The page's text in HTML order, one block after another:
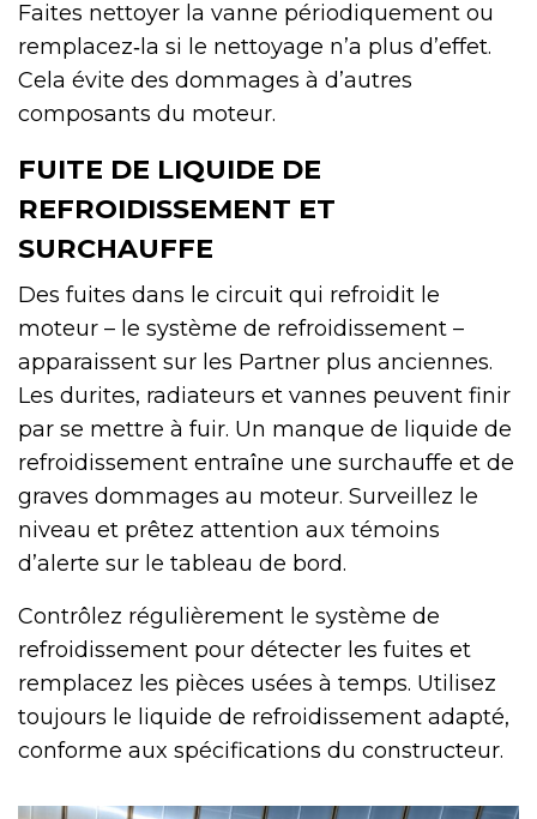
Faites nettoyer la vanne périodiquement ou
remplacez‑la si le nettoyage n’a plus d’effet.
Cela évite des dommages à d’autres
composants du moteur.
FUITE DE LIQUIDE DE
REFROIDISSEMENT ET
SURCHAUFFE
Des fuites dans le circuit qui refroidit le
moteur – le système de refroidissement –
apparaissent sur les Partner plus anciennes.
Les durites, radiateurs et vannes peuvent finir
par se mettre à fuir. Un manque de liquide de
refroidissement entraîne une surchauffe et de
graves dommages au moteur. Surveillez le
niveau et prêtez attention aux témoins
d’alerte sur le tableau de bord.
Contrôlez régulièrement le système de
refroidissement pour détecter les fuites et
remplacez les pièces usées à temps. Utilisez
toujours le liquide de refroidissement adapté,
conforme aux spécifications du constructeur.